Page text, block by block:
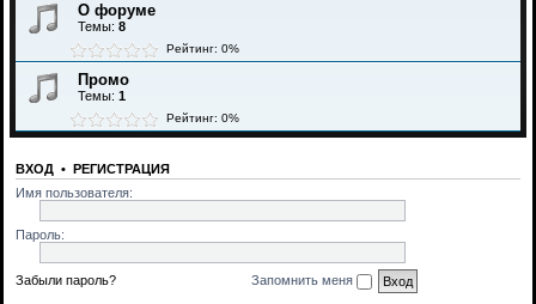
О форуме
Темы: 8
Рейтинг: 0%
Промо
Темы: 1
Рейтинг: 0%
ВХОД • РЕГИСТРАЦИЯ
Имя пользователя:
Пароль:
Забыли пароль? Запомнить меня